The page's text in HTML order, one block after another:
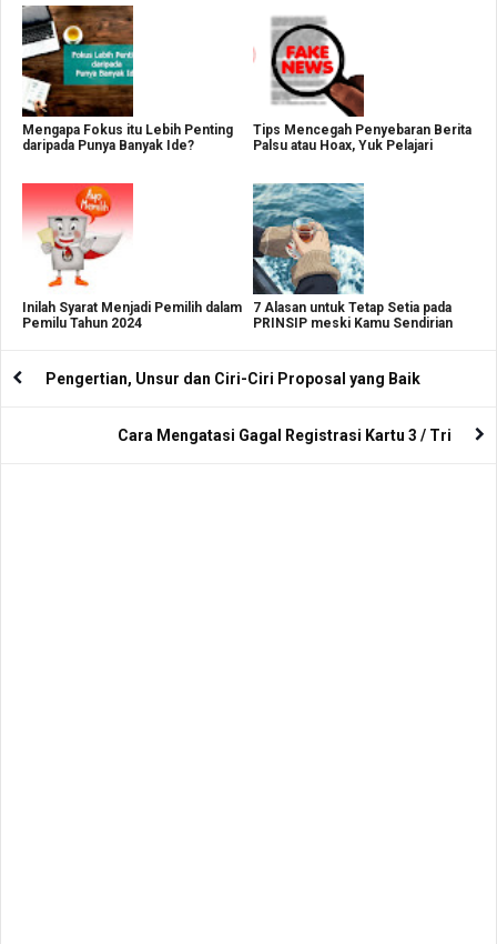
Mengapa Fokus itu Lebih Penting
daripada Punya Banyak Ide?
Tips Mencegah Penyebaran Berita
Palsu atau Hoax, Yuk Pelajari
Inilah Syarat Menjadi Pemilih dalam
Pemilu Tahun 2024
7 Alasan untuk Tetap Setia pada
PRINSIP meski Kamu Sendirian
Pengertian, Unsur dan Ciri-Ciri Proposal yang Baik
Cara Mengatasi Gagal Registrasi Kartu 3 / Tri